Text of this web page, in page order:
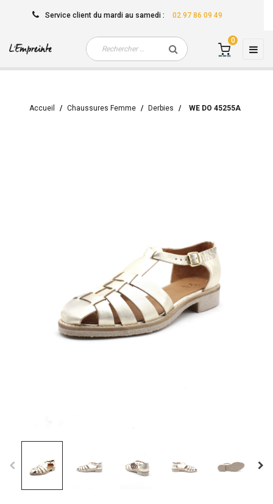
Service client du mardi au samedi : 02 97 86 09 49
☰
0
Accueil Chaussures Femme Derbies WE DO 45255A